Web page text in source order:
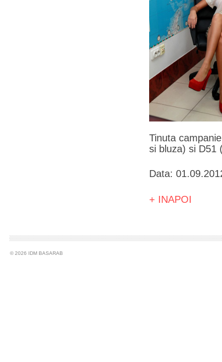
Tinuta
si bluza) si D51
Data:
+ INAPOI
© 2026 IDM BASARAB